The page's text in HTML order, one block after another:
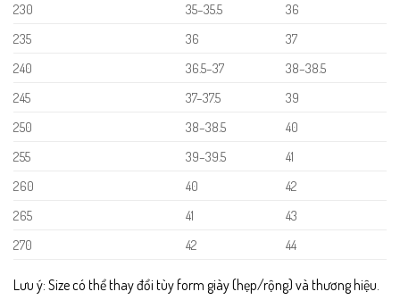
230
35–35.5
36
235
36
37
240
36.5–37
38–38.5
245
37–37.5
39
250
38–38.5
40
255
39–39.5
41
260
40
42
265
41
43
270
42 44
Lưu ý: Size có thể thay đổi tùy form giày (hẹp/rộng) và thương hiệu.